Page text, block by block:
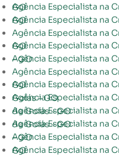
Agência Especialista na Criação de Site em Araguapaz – GO
Agência Especialista na Criação de Site em Arenópolis – GO
Agência Especialista na
Agência Especialista na Criação de Site em Aurilândia – GO
Agência Especialista na Criação de Site em Avelinópolis – GO
Agência Especialista na
Agência Especialista na Criação de Site em Barro Alto – GO
Agência Especialista na Criação de Site em Bela Vista de Goiás – GO
Agência Especialista na Criação de Site em Bom Jardim de Goiás – GO
Agência Especialista na Criação de Site em Bom Jesus de Goiás – GO
Agência Especialista na Criação de Site em Bonfinópolis – GO
Agência Especialista na Criação de Site em Bonópolis – GO